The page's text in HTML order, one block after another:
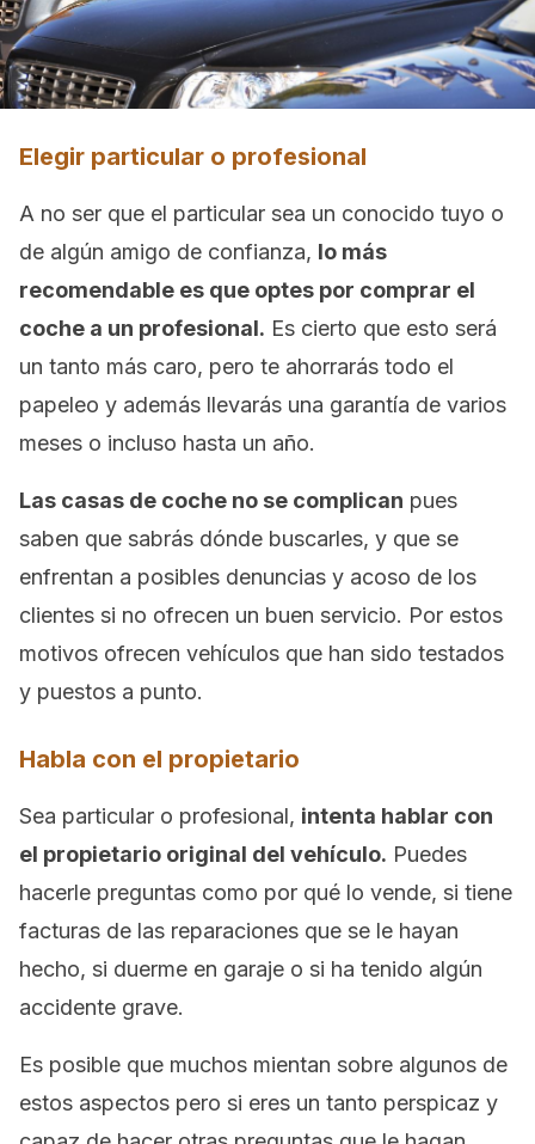
Elegir particular o profesional
A no ser que el particular sea un conocido tuyo o
de algún amigo de confianza, lo más
recomendable es que optes por comprar el
coche a un profesional. Es cierto que esto será
un tanto más caro, pero te ahorrarás todo el
papeleo y además llevarás una garantía de varios
meses o incluso hasta un año.
Las casas de coche no se complican pues
saben que sabrás dónde buscarles, y que se
enfrentan a posibles denuncias y acoso de los
clientes si no ofrecen un buen servicio. Por estos
motivos ofrecen vehículos que han sido testados
y puestos a punto.
Habla con el propietario
Sea particular o profesional, intenta hablar con
el propietario original del vehículo. Puedes
hacerle preguntas como por qué lo vende, si tiene
facturas de las reparaciones que se le hayan
hecho, si duerme en garaje o si ha tenido algún
accidente grave.
Es posible que muchos mientan sobre algunos de
estos aspectos pero si eres un tanto perspicaz y